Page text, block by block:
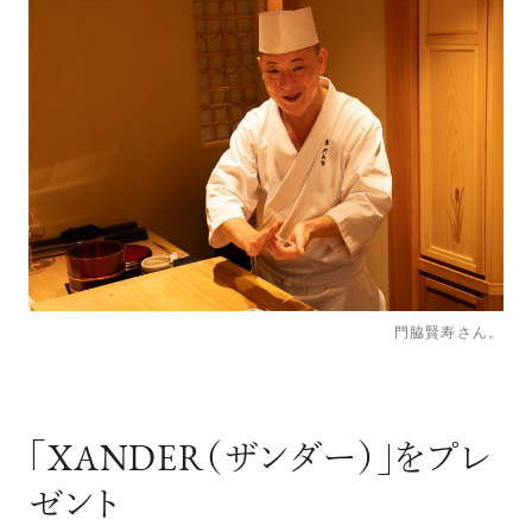
門脇賢寿さん。
「XANDER（ザンダー）」をプレ
ゼント